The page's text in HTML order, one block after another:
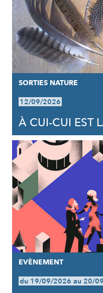
SORTIES NATURE
12/09/2026
À CUI-CUI EST
EVÈNEMENT
du 19/09/2026 au 20/